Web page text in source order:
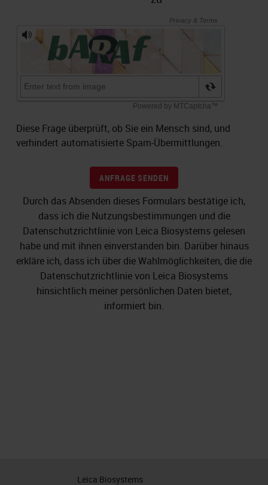
Diese Frage überprüft, ob Sie ein Mensch sind, und
verhindert automatisierte Spam-Übermittlungen.
ANFRAGE SENDEN
Durch das Absenden dieses Formulars bestätige ich,
dass ich die Nutzungsbestimmungen und die
Datenschutzrichtlinie von Leica Biosystems gelesen
habe und mit ihnen einverstanden bin. Darüber hinaus
erkläre ich, dass ich über die Wahlmöglichkeiten, die die
Datenschutzrichtlinie von Leica Biosystems
hinsichtlich meiner persönlichen Daten bietet,
informiert bin.
Leica Biosystems